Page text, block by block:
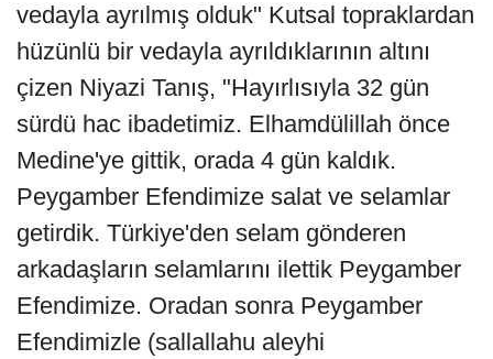
vedayla ayrılmış olduk" Kutsal topraklardan
hüzünlü bir vedayla ayrıldıklarının altını
çizen Niyazi Tanış, "Hayırlısıyla 32 gün
sürdü hac ibadetimiz. Elhamdülillah önce
Medine'ye gittik, orada 4 gün kaldık.
Peygamber Efendimize salat ve selamlar
getirdik. Türkiye'den selam gönderen
arkadaşların selamlarını ilettik Peygamber
Efendimize. Oradan sonra Peygamber
Efendimizle (sallallahu aleyhi